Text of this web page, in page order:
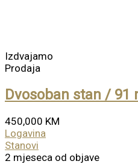
Izdvajamo
Prodaja
Dvosoban stan / 91
450,000 KM
Logavina
Stanovi
2 mjeseca od objave